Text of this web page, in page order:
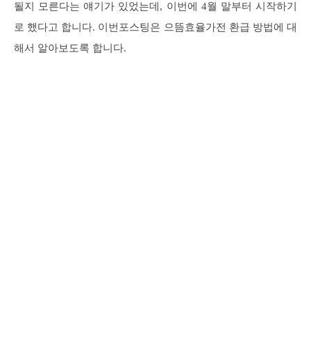
될지 모른다는 얘기가 있었는데, 이번에 4월 말부터 시작하기
로 했다고 합니다. 이번포스팅은 으뜸효율가전 환급 방법에 대
해서 알아보도록 합니다.